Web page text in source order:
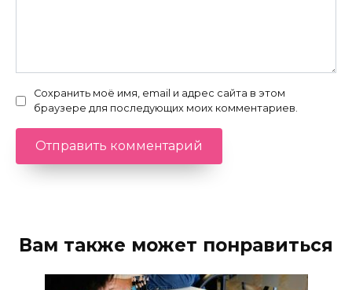
Сохранить моё имя, email и адрес сайта в этом
браузере для последующих моих комментариев.
Вам также может понравиться